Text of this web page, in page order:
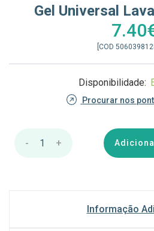
Gel Universal
[COD
Disponibilidade:
Procurar nos
- 1 +
Informação